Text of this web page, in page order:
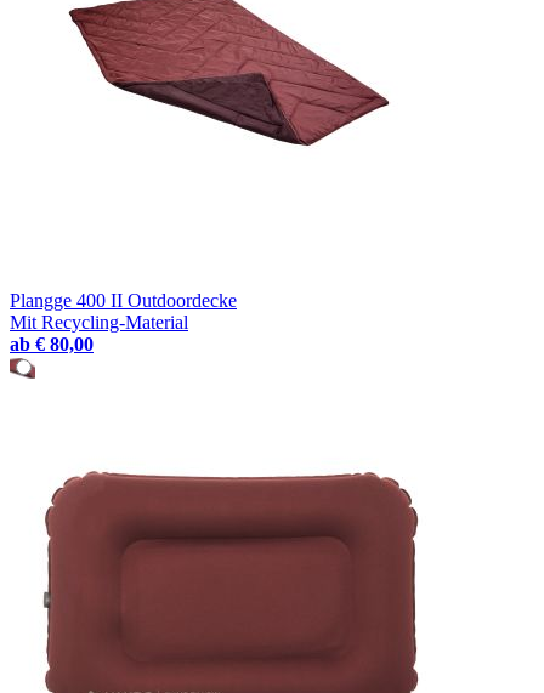
Plangge 400 II Outdoordecke
Mit Recycling-Material
ab € 80,00